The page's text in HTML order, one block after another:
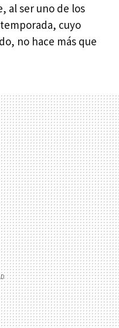
al ser uno de los
cuyo
no hace más que